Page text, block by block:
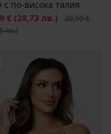
с по-висока талия
€ (28,73 лв.)
20,99 €
лв.)